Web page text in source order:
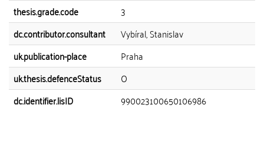
thesis.grade.code
3
dc.contributor.consultant
Vybíral, Stanislav
uk.publication-place
Praha
uk.thesis.defenceStatus
O
dc.identifier.lisID
990023100650106986